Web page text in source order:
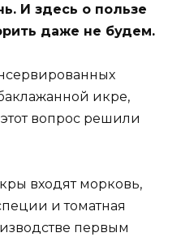
И здесь о пользе
даже не будем.
икре,
вопрос решили
входят морковь,
и томатная
первым